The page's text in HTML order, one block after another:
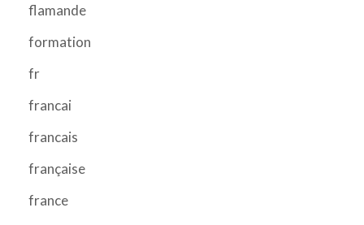
flamande
formation
fr
francai
francais
française
france